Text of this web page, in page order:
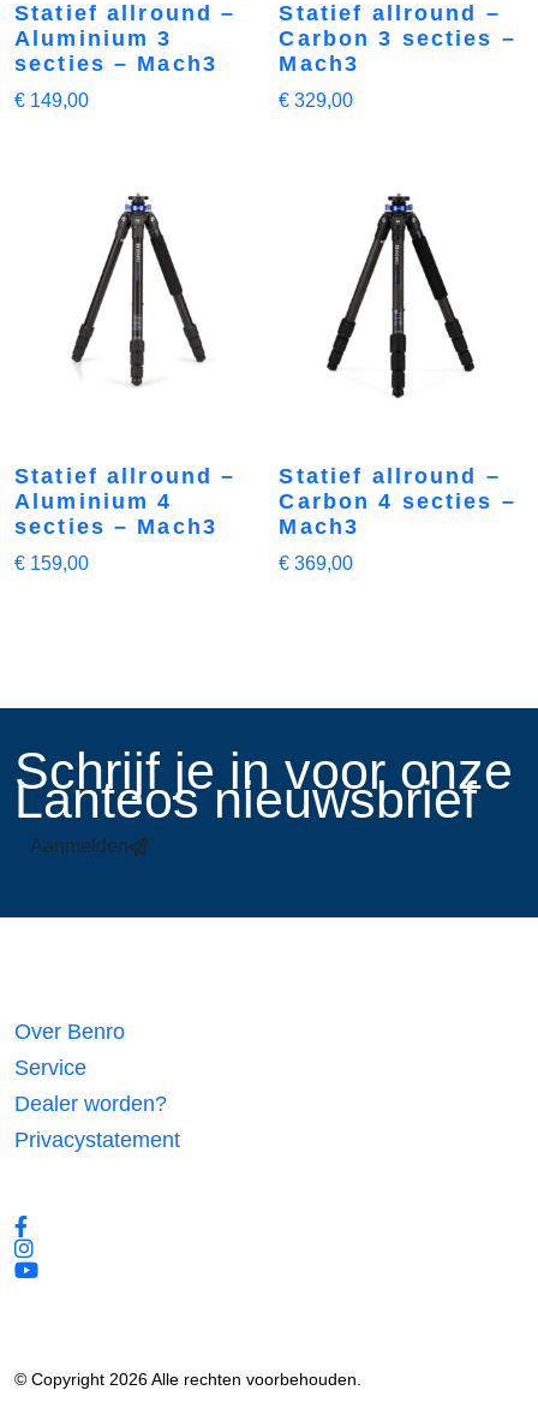
Statief allround –
Aluminium 3
secties – Mach3
€ 149,00
Statief allround –
Carbon 3 secties –
Mach3
€ 329,00
Statief allround –
Aluminium 4
secties – Mach3
€ 159,00
Statief allround –
Carbon 4 secties –
Mach3
€ 369,00
​Schrijf je in voor onze
Lanteos nieuwsbrief
Aanmelden
Over Benro
Service
Dealer worden?
Privacystatement
© Copyright 2026 Alle rechten voorbehouden.